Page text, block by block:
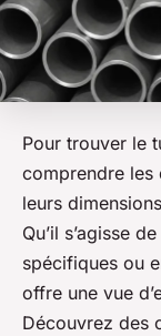
Pour trouver le
comprendre les
leurs
Qu’il s’agisse
spécifiques ou
offre une vue
Découvrez des